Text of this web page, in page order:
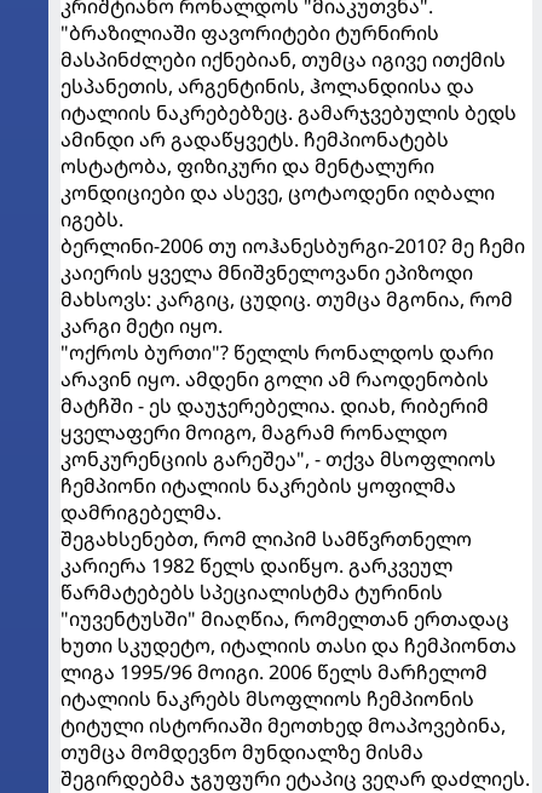
კრიშტიანო რონალდოს "მიაკუთვნა".
"ბრაზილიაში ფავორიტები ტურნირის
მასპინძლები იქნებიან, თუმცა იგივე ითქმის
ესპანეთის, არგენტინის, ჰოლანდიისა და
იტალიის ნაკრებებზეც. გამარჯვებულის ბედს
ამინდი არ გადაწყვეტს. ჩემპიონატებს
ოსტატობა, ფიზიკური და მენტალური
კონდიციები და ასევე, ცოტაოდენი იღბალი
იგებს.
ბერლინი-2006 თუ იოჰანესბურგი-2010? მე ჩემი
კაიერის ყველა მნიშვნელოვანი ეპიზოდი
მახსოვს: კარგიც, ცუდიც. თუმცა მგონია, რომ
კარგი მეტი იყო.
"ოქროს ბურთი"? წელლს რონალდოს დარი
არავინ იყო. ამდენი გოლი ამ რაოდენობის
მატჩში - ეს დაუჯერებელია. დიახ, რიბერიმ
ყველაფერი მოიგო, მაგრამ რონალდო
კონკურენციის გარეშეა", - თქვა მსოფლიოს
ჩემპიონი იტალიის ნაკრების ყოფილმა
დამრიგებელმა.
შეგახსენებთ, რომ ლიპიმ სამწვრთნელო
კარიერა 1982 წელს დაიწყო. გარკვეულ
წარმატებებს სპეციალისტმა ტურინის
"იუვენტუსში" მიაღწია, რომელთან ერთადაც
ხუთი სკუდეტო, იტალიის თასი და ჩემპიონთა
ლიგა 1995/96 მოიგი. 2006 წელს მარჩელომ
იტალიის ნაკრებს მსოფლიოს ჩემპიონის
ტიტული ისტორიაში მეოთხედ მოაპოვებინა,
თუმცა მომდევნო მუნდიალზე მისმა
შეგირდებმა ჯგუფური ეტაპიც ვეღარ დაძლიეს.